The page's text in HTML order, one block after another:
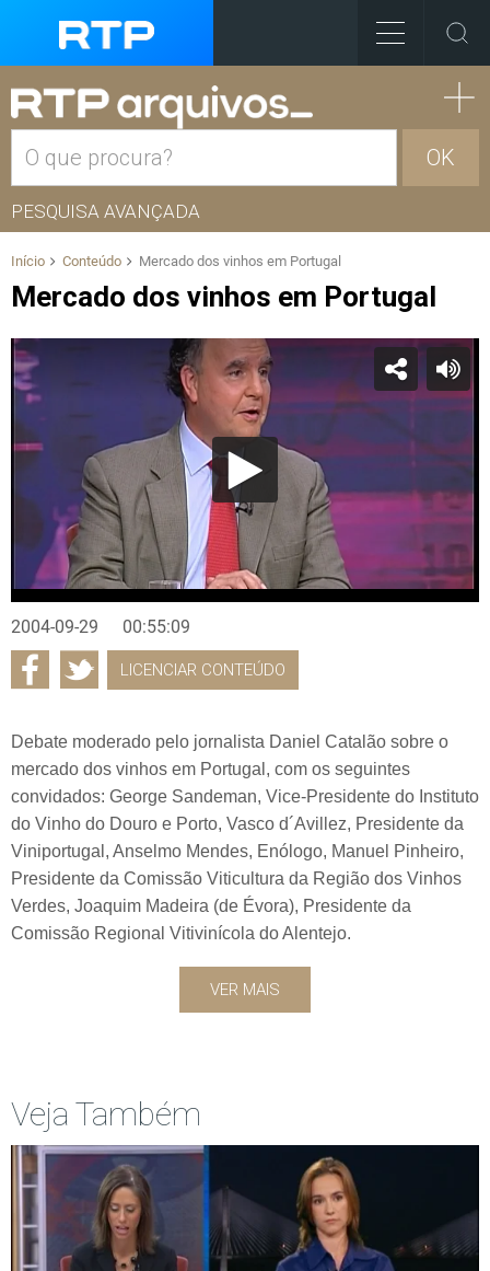
OK
PESQUISA AVANÇADA
Início Conteúdo Mercado dos vinhos em Portugal
Mercado dos vinhos em Portugal
2004-09-29 00:55:09
LICENCIAR CONTEÚDO
Debate moderado pelo jornalista Daniel Catalão sobre o
mercado dos vinhos em Portugal, com os seguintes
convidados: George Sandeman, Vice-Presidente do Instituto
do Vinho do Douro e Porto, Vasco d´Avillez, Presidente da
Viniportugal, Anselmo Mendes, Enólogo, Manuel Pinheiro,
Presidente da Comissão Viticultura da Região dos Vinhos
Verdes, Joaquim Madeira (de Évora), Presidente da
Comissão Regional Vitivinícola do Alentejo.
VER MAIS
Veja Também